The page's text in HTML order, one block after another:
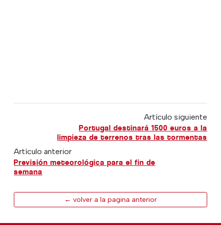
Artículo siguiente
Portugal destinará 1500 euros a la
limpieza de terrenos tras las tormentas
Artículo anterior
Previsión meteorológica para el fin de
semana
← volver a la pagina anterior